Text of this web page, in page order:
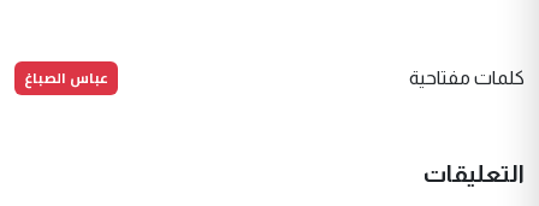
كلمات مفتاحية عباس الصباغ
التعليقات